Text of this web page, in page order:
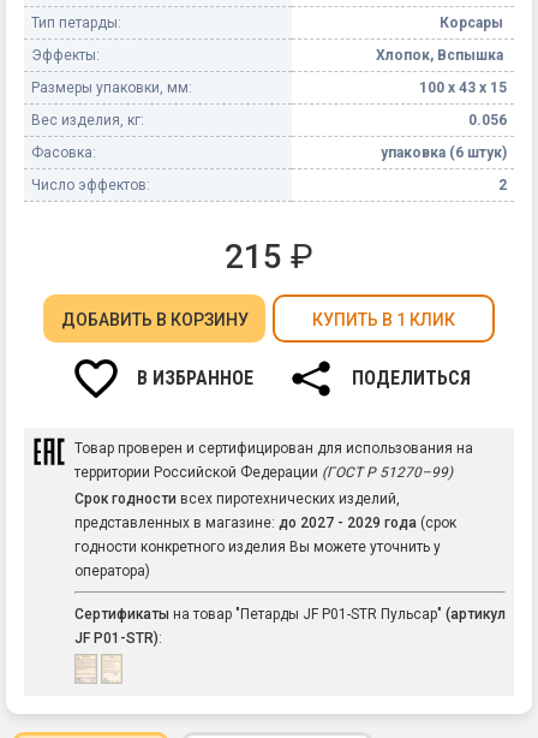
Тип петарды:
Корсары
Эффекты:
Хлопок, Вспышка
Размеры упаковки, мм:
100 х 43 х 15
Вес изделия, кг:
0.056
Фасовка:
упаковка (6 штук)
Число эффектов:
2
215 ₽
ДОБАВИТЬ В КОРЗИНУ КУПИТЬ В 1 КЛИК
В ИЗБРАННОЕ ПОДЕЛИТЬСЯ
Товар проверен и сертифицирован для использования на
территории Российской Федерации (ГОСТ Р 51270–99)
Срок годности всех пиротехнических изделий,
представленных в магазине: до 2027 - 2029 года (срок
годности конкретного изделия Вы можете уточнить у
оператора)
Сертификаты на товар "Петарды JF P01-STR Пульсар" (артикул
JF P01-STR):